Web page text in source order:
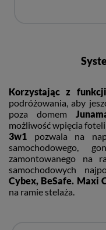
Korzystając z
podróżowania, aby
poza domem
możliwość wpięcia
3w1 pozwala na
samochodowego,
zamontowanego na
samochodowych
Cybex, BeSafe. Maxi
na ramie stelaża.